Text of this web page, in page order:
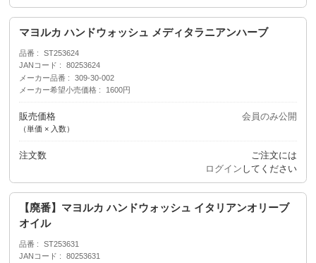
マヨルカ ハンドウォッシュ メディタラニアンハーブ
品番
ST253624
JANコード
80253624
メーカー品番
309-30-002
メーカー希望小売価格
1600円
販売価格
（単価 × 入数）
会員のみ公開
注文数
ご注文には
ログイン してください
【廃番】マヨルカ ハンドウォッシュ イタリアンオリーブ
オイル
品番
ST253631
JANコード
80253631